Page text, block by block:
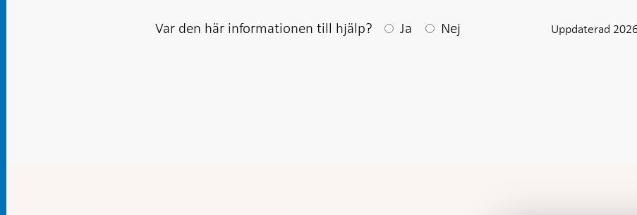
Var den här informationen till hjälp? Efter ditt svar visas en kommentarsruta
Ja Nej Uppdaterad